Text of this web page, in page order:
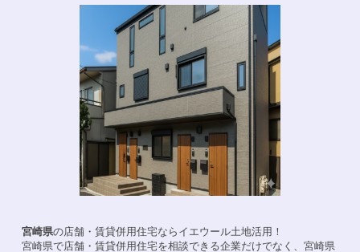
宮崎県の店舗・賃貸併用住宅ならイエウール土地活用！
宮崎県で店舗・賃貸併用住宅を相談できる企業だけでなく、宮崎県